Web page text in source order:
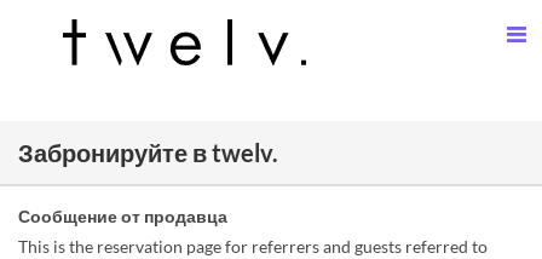
Забронируйте в twelv.
Сообщение от продавца
This is the reservation page for referrers and guests referred to